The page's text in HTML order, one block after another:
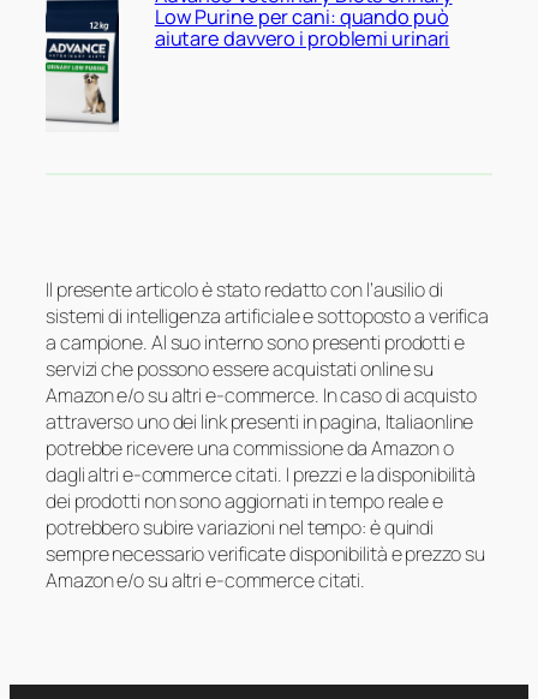
Low Purine per cani: quando può
aiutare davvero i problemi urinari
Il presente articolo è stato redatto con l’ausilio di
sistemi di intelligenza artificiale e sottoposto a verifica
a campione. Al suo interno sono presenti prodotti e
servizi che possono essere acquistati online su
Amazon e/o su altri e-commerce. In caso di acquisto
attraverso uno dei link presenti in pagina, Italiaonline
potrebbe ricevere una commissione da Amazon o
dagli altri e-commerce citati. I prezzi e la disponibilità
dei prodotti non sono aggiornati in tempo reale e
potrebbero subire variazioni nel tempo: è quindi
sempre necessario verificate disponibilità e prezzo su
Amazon e/o su altri e-commerce citati.